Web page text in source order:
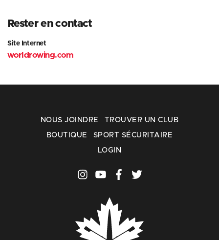
Rester en contact
Site Internet
worldrowing.com
NOUS JOINDRE TROUVER UN CLUB
BOUTIQUE SPORT SÉCURITAIRE
LOGIN